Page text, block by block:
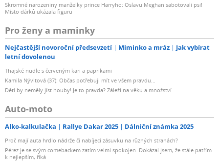
Skromné narozeniny manželky prince Harryho: Oslavu Meghan sabotovali psi!
Místo dárků ukázala figuru
Pro ženy a maminky
Nejčastější novoroční předsevzetí Miminko a mráz
Jak vybírat
letní dovolenou
Thajské nudle s červeným kari a paprikami
Kamila Nývltová (37): Občas potřebuji mít ve všem pravdu...
Děti by neměly jíst houby! Je to pravda? Záleží na věku a množství
Auto-moto
Alko-kalkulačka Rallye Dakar 2025 Dálniční známka 2025
Proč mají auta hrdlo nádrže či nabíjecí zásuvku na různých stranách?
Pérez je se svým comebackem zatím velmi spokojen. Dokázal jsem, že stále patřím
k nejlepším, říká